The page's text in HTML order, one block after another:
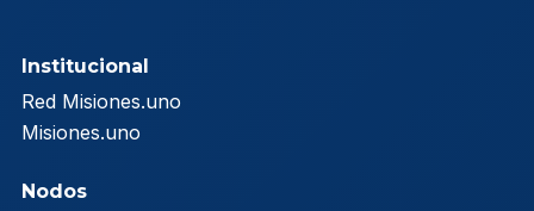
Institucional
Red Misiones.uno
Misiones.uno
Nodos